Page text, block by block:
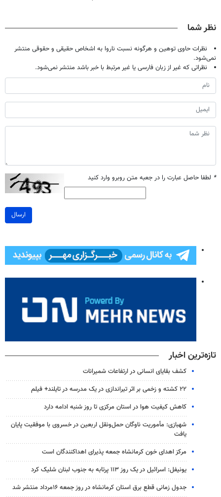
نظر شما
نظرات حاوی توهین و هرگونه نسبت ناروا به اشخاص حقیقی و حقوقی منتشر
نمی‌شود.
نظراتی که غیر از زبان فارسی یا غیر مرتبط با خبر باشد منتشر نمی‌شود.
* لطفا حاصل عبارت را در جعبه متن روبرو وارد کنید
ارسال
تازه‌ترین اخبار
کشف بقایای انسانی در ارتفاعات شمیرانات
۲۲ کشته و زخمی بر اثر تیراندازی در یک مدرسه در تایلند+ فیلم
کاهش کیفیت هوا در استان مرکزی تا روز شنبه ادامه دارد
شهبازی: مأموریت ناوگان حمل‌ونقل اربعین در خسروی با موفقیت پایان
یافت
مرکز اهدای خون کرمانشاه جمعه پذیرای اهداکنندگان است
یونیفل: اسرائیل در یک روز ۱۱۳ پرتابه به جنوب لبنان شلیک کرد
جدول زمانی قطع برق استان کرمانشاه در روز جمعه ۱۶مرداد منتشر شد